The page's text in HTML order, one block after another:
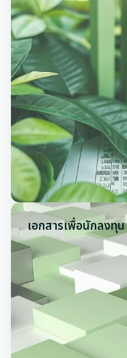
เอกสารเพื่อนักลงทุน